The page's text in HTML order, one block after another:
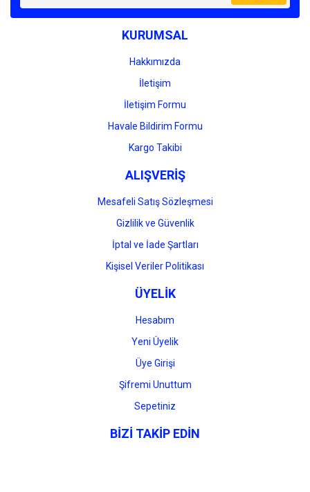
KURUMSAL
Hakkımızda
İletişim
İletişim Formu
Havale Bildirim Formu
Kargo Takibi
ALIŞVERİŞ
Mesafeli Satış Sözleşmesi
Gizlilik ve Güvenlik
İptal ve İade Şartları
Kişisel Veriler Politikası
ÜYELİK
Hesabım
Yeni Üyelik
Üye Girişi
Şifremi Unuttum
Sepetiniz
BİZİ TAKİP EDİN